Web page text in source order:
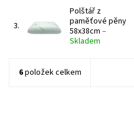
3.
Polštář z
paměťové pěny
58x38cm –
Skladem
6položek celkem